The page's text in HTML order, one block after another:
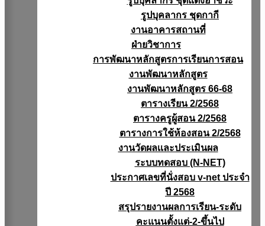
รูปบุคลากร ชุดกากี
งานอาคารสถานที่
ฝ่ายวิชาการ
การพัฒนาหลักสูตรการเรียนการสอน
งานพัฒนาหลักสูตร
งานพัฒนาหลักสูตร 66-68
ตารางเรียน 2/2568
ตารางครูผู้สอน 2/2568
ตารางการใช้ห้องสอน 2/2568
งานวัดผลเเละประเมินผล
ระบบทดสอบ (N-NET)
ประกาศเลขที่นั่งสอบ v-net ประจำ
ปี 2568
สรุปรายงานผลการเรียน-ระดับ
คะแนนตั้งแต่-2-ขึ้นไป